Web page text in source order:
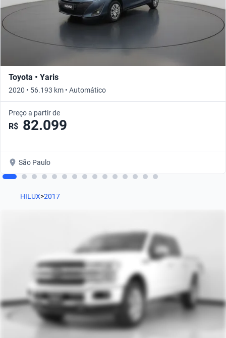
Toyota • Yaris
2020 • 56.193 km • Automático
Preço a partir de
R$ 82.099
São Paulo
HILUX>2017